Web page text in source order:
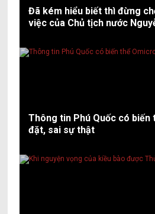
Đã kém hiểu biết thì đừng
việc của Chủ tịch nước
Thông tin Phú Quốc có biến
đặt, sai sự thật